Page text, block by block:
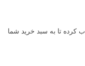
کرده تا به سبد خرید شما